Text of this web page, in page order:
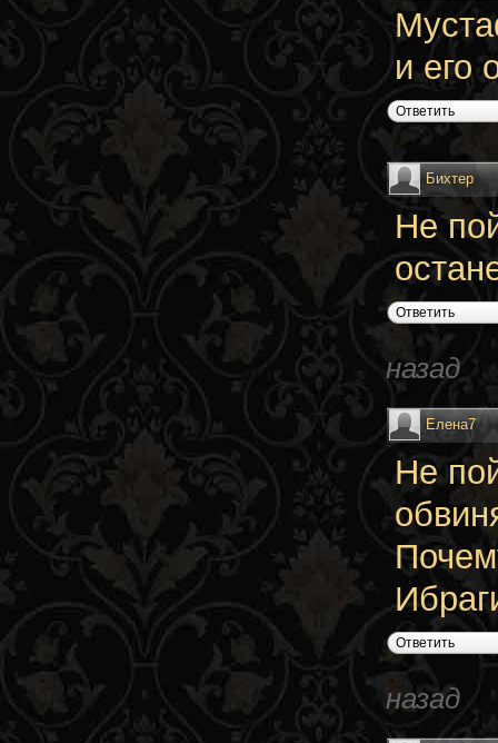
и его
Ответить
Бихтер
Не
Ответить
назад
Елена7
Не
Ответить
назад